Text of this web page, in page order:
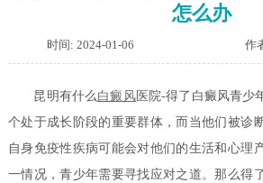
怎么办
时间: 2024-01-06 作
昆明有什么白癜风医院-得了白癜风青少
个处于成长阶段的重要群体，而当他们被诊
自身免疫性疾病可能会对他们的生活和心理
一情况，青少年需要寻找应对之道。那么得